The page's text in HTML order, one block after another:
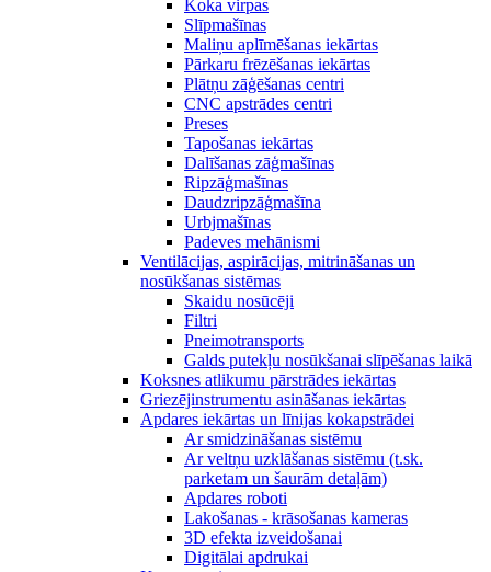
Koka virpas
Slīpmašīnas
Maliņu aplīmēšanas iekārtas
Pārkaru frēzēšanas iekārtas
Plātņu zāģēšanas centri
CNC apstrādes centri
Preses
Tapošanas iekārtas
Dalīšanas zāģmašīnas
Ripzāģmašīnas
Daudzripzāģmašīna
Urbjmašīnas
Padeves mehānismi
Ventilācijas, aspirācijas, mitrināšanas un
nosūkšanas sistēmas
Skaidu nosūcēji
Filtri
Pneimotransports
Galds putekļu nosūkšanai slīpēšanas laikā
Koksnes atlikumu pārstrādes iekārtas
Griezējinstrumentu asināšanas iekārtas
Apdares iekārtas un līnijas kokapstrādei
Ar smidzināšanas sistēmu
Ar veltņu uzklāšanas sistēmu (t.sk.
parketam un šaurām detaļām)
Apdares roboti
Lakošanas - krāsošanas kameras
3D efekta izveidošanai
Digitālai apdrukai